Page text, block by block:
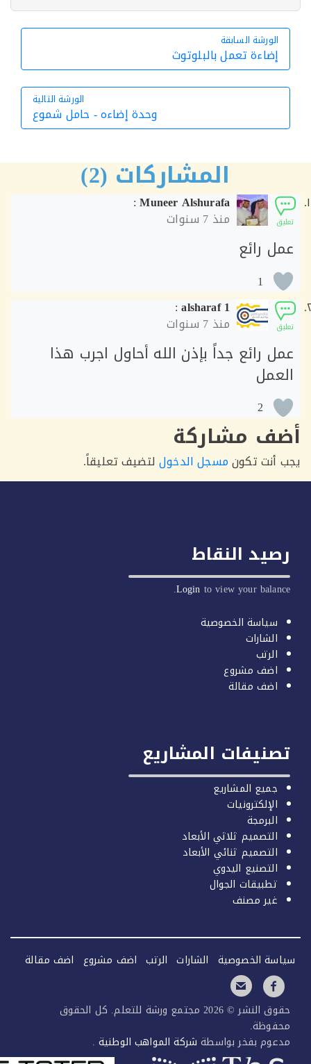
الورشة السابقة
الورشة السابقة
إضاءة تعمل بالبلوتوث
الورشة التالية
الورشة
وحدة إضاءه - حامل شموع
المشاركات (2)
Muneer Alshurafa
:
منذ7 سنوات
رائع
1
alsharaf 1
:
منذ7 سنوات
رائع جداً بإذن الله أحاول اجرب هذا
2
مشاركة
تكونمسجل الدخوللتضيف تعليقاً.
النقاط
Loginto view your
سياسة الخصوصية
الشارات
الرتب
اضف مشروع
اضف مقالة
المشاريع
جميع المشاريع
الإلكترونيات
البرمجة
التصميم ثلاثي الأبعاد
التصميم ثنائي الأبعاد
التصنيع اليدوي
تطبيقات الجوال
غير مصنف
الخصوصية الشارات الرتب اضف مشروع اضف مقالة
حقوق النشر © 2026 مجتمع ورشة للتعلم. كل الحقوق
بفخر بواسطةشركة المواهب الوطنية.